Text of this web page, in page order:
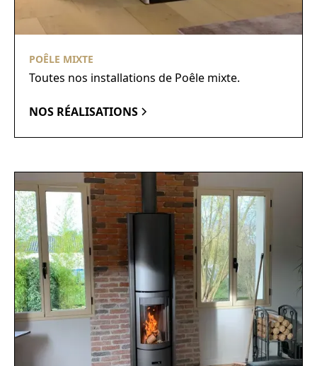
POÊLE MIXTE
Toutes nos installations de Poêle mixte.
NOS RÉALISATIONS